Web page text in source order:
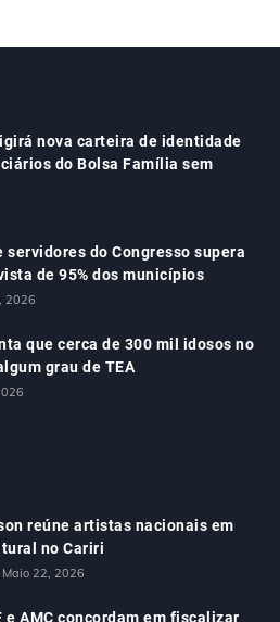
nova carteira de identidade
do Bolsa Família sem
servidores do Congresso supera
de 95% dos municípios
2026
que cerca de 300 mil idosos no
grau de TEA
reúne artistas nacionais em
no Cariri
22, 2026
e AMC concordam em fiscalizar